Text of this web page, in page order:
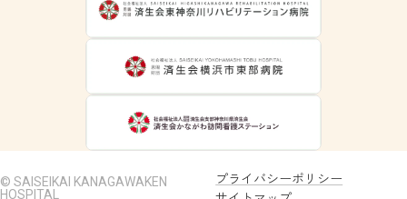
© SAISEIKAI KANAGAWAKEN
HOSPITAL
プライバシーポリシー